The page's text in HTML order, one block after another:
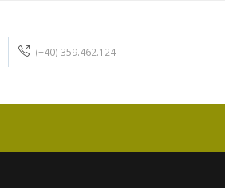
(+40) 359.462.124